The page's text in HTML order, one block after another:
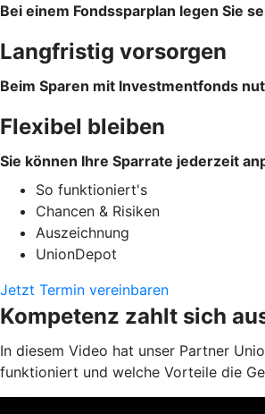
Bei einem Fondssparplan legen Sie
Langfristig vorsorgen
Beim Sparen mit Investmentfonds
Flexibel bleiben
Sie können Ihre Sparrate jederzeit
So funktioniert's
Chancen & Risiken
Auszeichnung
UnionDepot
Jetzt Termin vereinbaren
Kompetenz zahlt sich
In diesem Video hat unser Partner
funktioniert und welche Vorteile die